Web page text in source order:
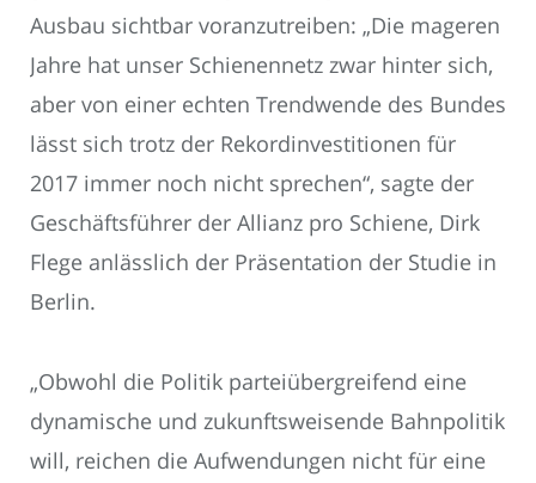
Ausbau sichtbar voranzutreiben: „Die mageren
Jahre hat unser Schienennetz zwar hinter sich,
aber von einer echten Trendwende des Bundes
lässt sich trotz der Rekordinvestitionen für
2017 immer noch nicht sprechen“, sagte der
Geschäftsführer der Allianz pro Schiene, Dirk
Flege anlässlich der Präsentation der Studie in
Berlin.
„Obwohl die Politik parteiübergreifend eine
dynamische und zukunftsweisende Bahnpolitik
will, reichen die Aufwendungen nicht für eine